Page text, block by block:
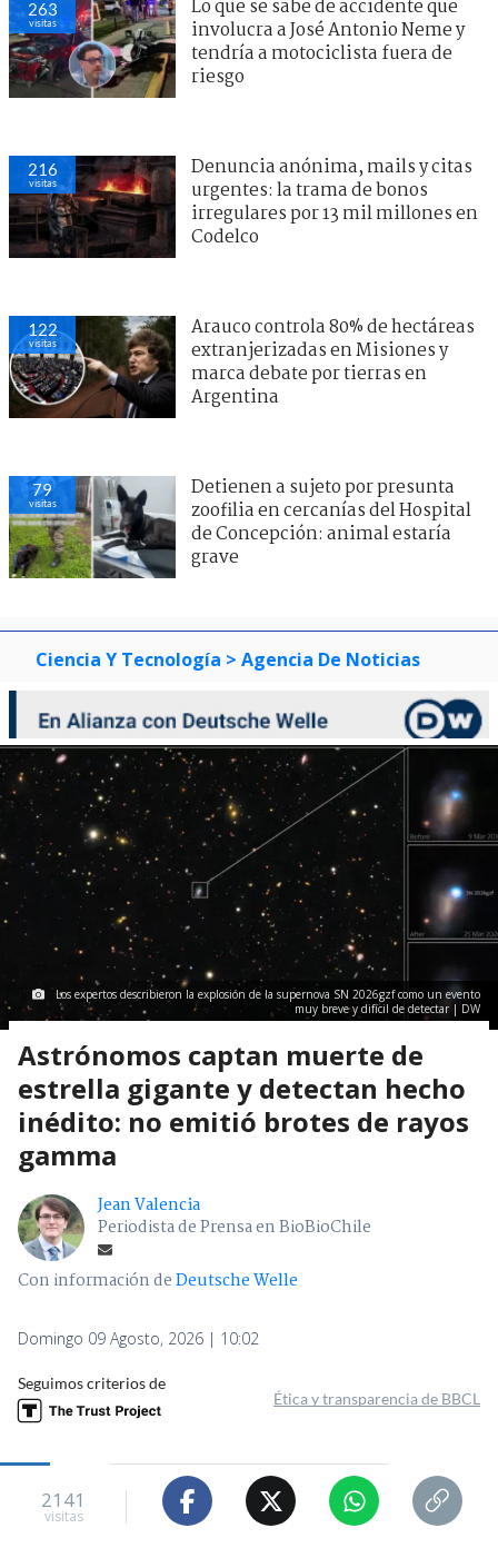
263
visitas
Lo que se sabe de accidente que
involucra a José Antonio Neme y
tendría a motociclista fuera de
riesgo
216
visitas
Denuncia anónima, mails y citas
urgentes: la trama de bonos
irregulares por 13 mil millones en
Codelco
122
visitas
Arauco controla 80% de hectáreas
extranjerizadas en Misiones y
marca debate por tierras en
Argentina
79
visitas
Detienen a sujeto por presunta
zoofilia en cercanías del Hospital
de Concepción: animal estaría
grave
Ciencia Y Tecnología > Agencia De Noticias
Los expertos describieron la explosión de la supernova SN 2026gzf como un evento
muy breve y difícil de detectar | DW
Astrónomos captan muerte de
estrella gigante y detectan hecho
inédito: no emitió brotes de rayos
gamma
Jean Valencia
Periodista de Prensa en BioBioChile
Con información deDeutsche Welle
Domingo 09 Agosto, 2026 | 10:02
Seguimos criterios de
Ética y transparencia de BBCL
2141
visitas